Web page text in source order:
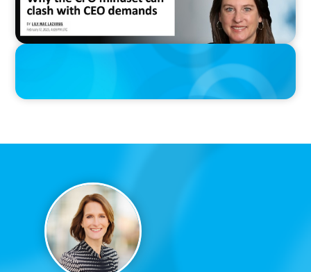
Why the CFO mindset can clash with CEO demands
PRESS RELEASE
PRESSSEMITTEILUNG - 80 Jahre, with photo of Kathleen Dunton